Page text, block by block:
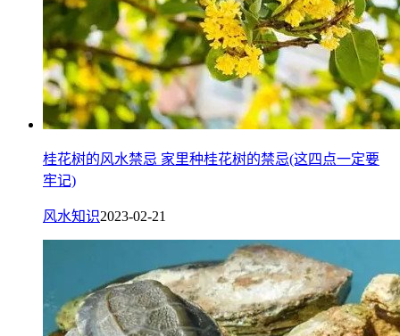
桂花树的风水禁忌 家里种桂花树的禁忌(这四点一定要
牢记)
风水知识2023-02-21